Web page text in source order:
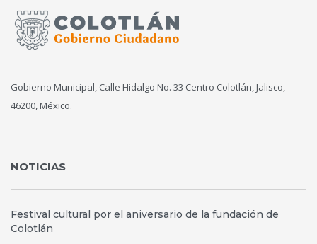
Gobierno Municipal, Calle Hidalgo No. 33 Centro Colotlán, Jalisco,
46200, México.
NOTICIAS
Festival cultural por el aniversario de la fundación de
Colotlán